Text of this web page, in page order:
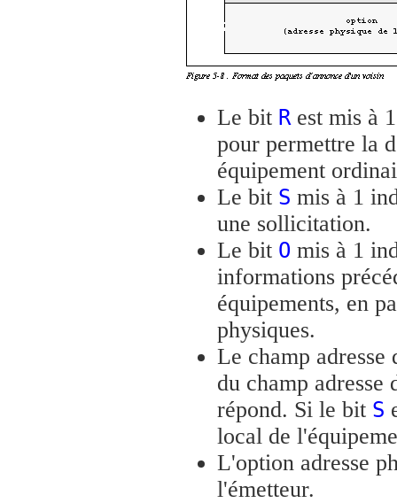
Le bit Rest mis à
pour permettre la
équipement
Le bit S mis à 1
une sollicitation.
Le bit O mis à 1
informations
équipements, en
physiques.
Le champ
du champ
répond. Si le bit S
local de
L'option adresse
l'émetteur.